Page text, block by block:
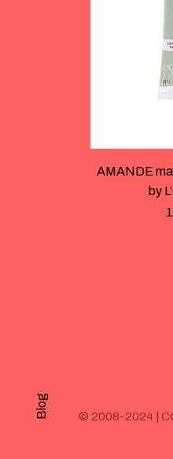
Blog
AMANDE
by
© 2008-2024 |